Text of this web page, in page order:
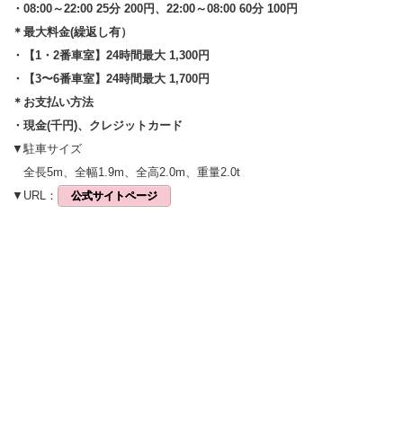
・08:00～22:00 25分 200円、22:00～08:00 60分 100円
＊最大料金(繰返し有）
・【1・2番車室】24時間最大 1,300円
・【3〜6番車室】24時間最大 1,700円
＊お支払い方法
・現金(千円)、クレジットカード
▼駐車サイズ
全長5m、全幅1.9m、全高2.0m、重量2.0t
▼URL：
公式サイトページ